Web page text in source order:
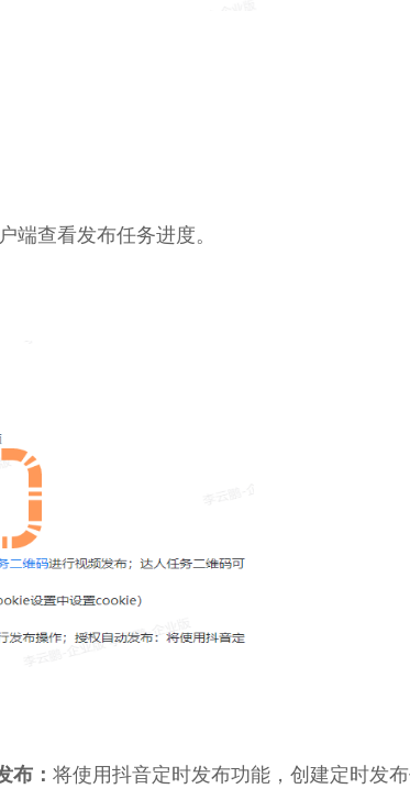
端查看发布任务进度。
布： 将使用抖音定时发布功能，创建定时发